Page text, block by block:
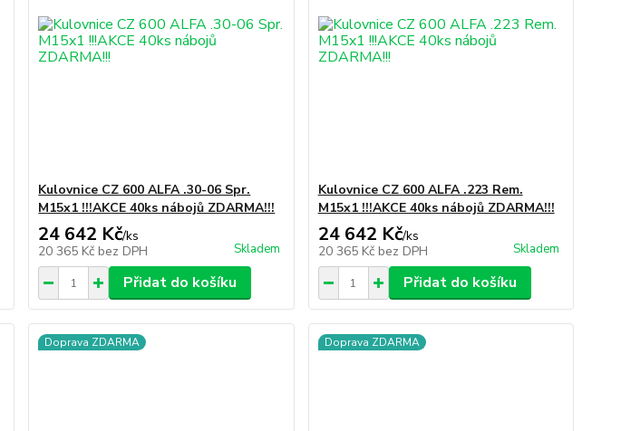
Kulovnice CZ 600 ALFA .30-06 Spr.
M15x1 !!!AKCE 40ks nábojů ZDARMA!!!
24 642 Kč/ks
20 365 Kč bez DPH Skladem
Přidat do košíku
Kulovnice CZ 600 ALFA .223 Rem.
M15x1 !!!AKCE 40ks nábojů ZDARMA!!!
24 642 Kč/ks
20 365 Kč bez DPH Skladem
Přidat do košíku
Doprava ZDARMA Doprava ZDARMA